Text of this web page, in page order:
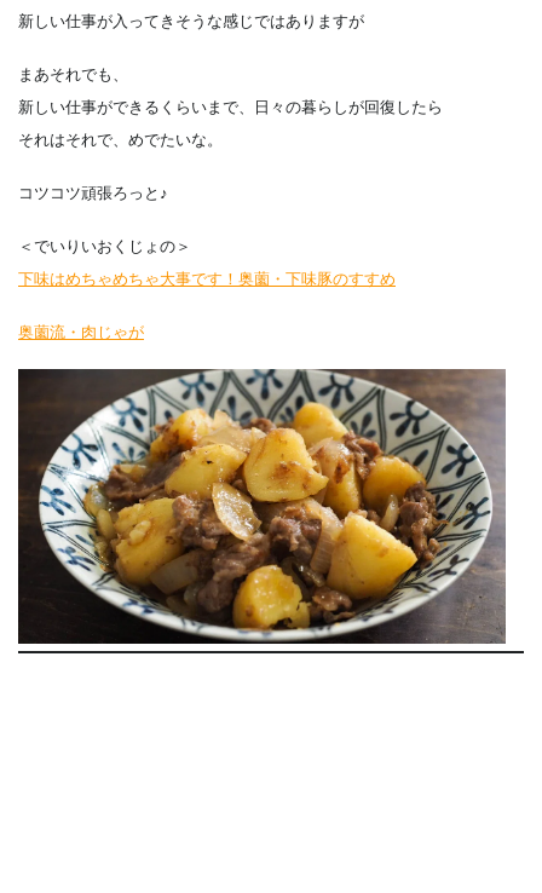
新しい仕事が入ってきそうな感じではありますが
まあそれでも、
新しい仕事ができるくらいまで、日々の暮らしが回復したら
それはそれで、めでたいな。
コツコツ頑張ろっと♪
＜でいりいおくじょの＞
下味はめちゃめちゃ大事です！奥薗・下味豚のすすめ
奥薗流・肉じゃが